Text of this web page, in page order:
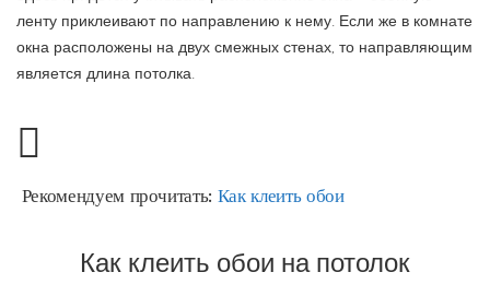
ленту приклеивают по направлению к нему. Если же в комнате
окна расположены на двух смежных стенах, то направляющим
является длина потолка.
Рекомендуем прочитать: Как клеить обои
Как клеить обои на потолок